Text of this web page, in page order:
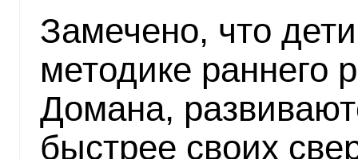
Замечено, что
методике раннего
Домана,
быстрее своих